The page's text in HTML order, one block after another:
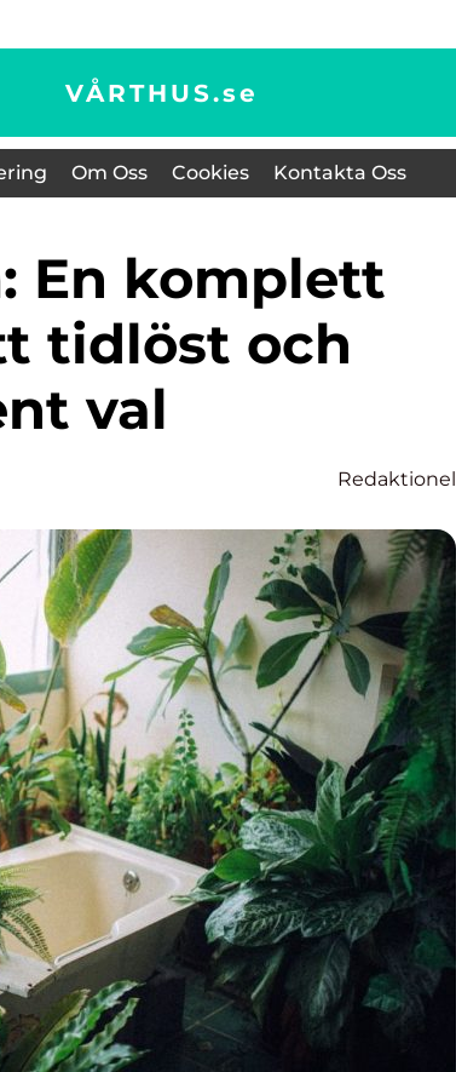
VÅRTHUS.se
Om Oss Cookies Kontakta Oss
tidlöst och
val
Redaktionel